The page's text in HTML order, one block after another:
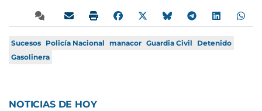
Sucesos Policía Nacional manacor Guardia Civil
Detenido
Gasolinera
NOTICIAS DE HOY